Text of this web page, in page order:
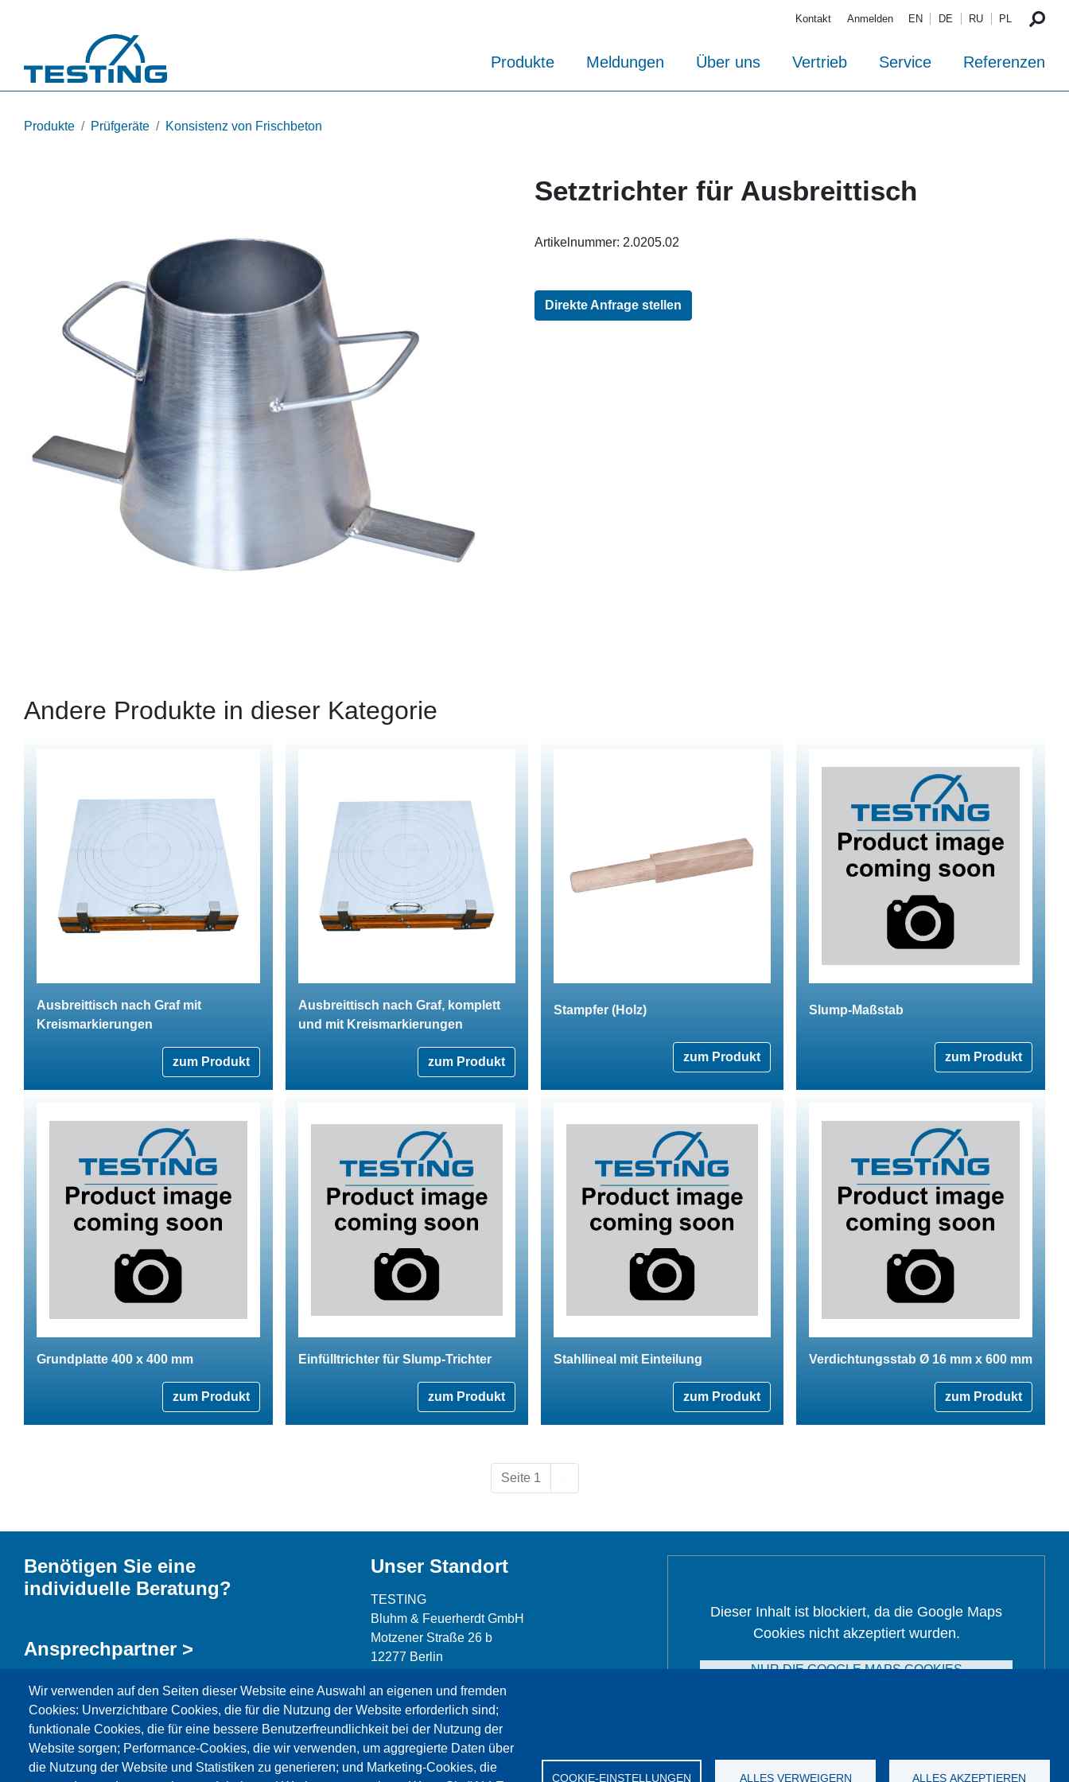
Kontakt Anmelden EN DE RU PL
Produkte Meldungen Über uns Vertrieb Service Referenzen
Produkte Prüfgeräte Konsistenz von Frischbeton
Setztrichter für Ausbreittisch
Artikelnummer: 2.0205.02
Direkte Anfrage stellen
Andere Produkte in dieser Kategorie
Ausbreittisch nach Graf mit
Kreismarkierungen
zum Produkt
Ausbreittisch nach Graf, komplett
und mit Kreismarkierungen
zum Produkt
Stampfer (Holz)
zum Produkt
Slump-Maßstab
zum Produkt
Grundplatte 400 x 400 mm
zum Produkt
Einfülltrichter für Slump-Trichter
zum Produkt
Stahllineal mit Einteilung
zum Produkt
Verdichtungsstab Ø 16 mm x 600 mm
zum Produkt
Seite 1
Wir verwenden auf den Seiten dieser Website eine Auswahl an eigenen und fremden
Cookies: Unverzichtbare Cookies, die für die Nutzung der Website erforderlich sind;
funktionale Cookies, die für eine bessere Benutzerfreundlichkeit bei der Nutzung der
Website sorgen; Performance-Cookies, die wir verwenden, um aggregierte Daten über
die Nutzung der Website und Statistiken zu generieren; und Marketing-Cookies, die
COOKIE-EINSTELLUNGEN ALLES VERWEIGERN ALLES AKZEPTIEREN
Benötigen Sie eine
individuelle Beratung?
Ansprechpartner >
Kontaktformular >
Unser Standort
TESTING
Bluhm & Feuerherdt GmbH
Motzener Straße 26 b
12277 Berlin
Telefax: +49 30 7109645-98
info@testing.de
Dieser Inhalt ist blockiert, da die Google Maps
Cookies nicht akzeptiert wurden.
NUR DIE GOOGLE MAPS COOKIES